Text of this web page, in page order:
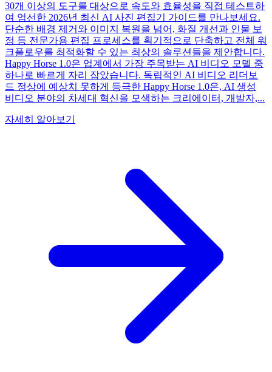
30개 이상의 도구를 대상으로 속도와 효율성을 직접 테스트하
여 엄선한 2026년 최신 AI 사진 편집기 가이드를 만나보세요.
단순한 배경 제거와 이미지 복원을 넘어, 화질 개선과 인물 보
정 등 전문가용 편집 프로세스를 획기적으로 단축하고 전체 워
크플로우를 최적화할 수 있는 최상의 솔루션들을 제안합니다.
Happy Horse 1.0은 업계에서 가장 주목받는 AI 비디오 모델 중
하나로 빠르게 자리 잡았습니다. 독립적인 AI 비디오 리더보
드 정상에 예상치 못하게 등극한 Happy Horse 1.0은, AI 생성
비디오 분야의 차세대 혁신을 모색하는 크리에이터, 개발자,...
자세히 알아보기